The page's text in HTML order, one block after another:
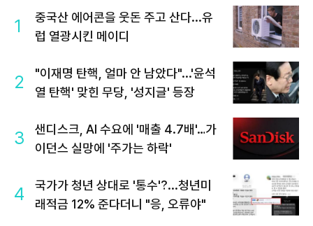
1
중국산 에어콘을 웃돈 주고 산다...유
럽 열광시킨 메이디
2
"이재명 탄핵, 얼마 안 남았다"...'윤석
열 탄핵' 맞힌 무당, '성지글' 등장
3
샌디스크, AI 수요에 '매출 4.7배'…가
이던스 실망에 '주가는 하락'
4
국가가 청년 상대로 '통수'?...청년미
래적금 12% 준다더니 "응, 오류야"